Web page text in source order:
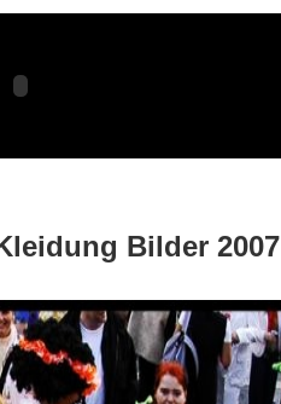
Bilder 2007